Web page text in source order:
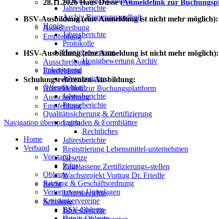
Jahresberichte
Archiv Bienengesundheit
Honig
Jahresberichte
Protokolle
Honigbewertung
Honigbewertung Archiv
Imkerjugend
Jahresberichte
Öffentlichkeit
Jahresberichte
Presseberichte
Qualitätssicherung & Zertifizierung
Leitfaden & Formblätter
Rechtliches
Jahresberichte
Registrierung Lebensmittel-unternehmen
Gesetze
Zugelassene Zertifizierungs-stellen
Wachsprojekt Vortrag Dr. Friedle
Recht
Jahresberichte
Schulung
Jahresberichte
28.11.2026 Haus Düsse (Anmeldelink zur
BSV-Ausbildung (eine Anmeldung ist nicht mehr möglich):
Ausschreibung
Empfehlung
HSV-Ausbildung(eine Anmeldung ist nicht mehr möglich):
Ausschreibung
Empfehlung
Schulungsreferenten-Ausbildung:
Anmeldelink zur Buchungsplattform
Ausschreibung
Empfehlung
Navigation überspringen
Home
Verband
Vorstand
Infos
Obleute
Satzung & Geschäftsordnung
Vertretervers. Unterlagen
Kreisimkervereine
BSV-Obleute